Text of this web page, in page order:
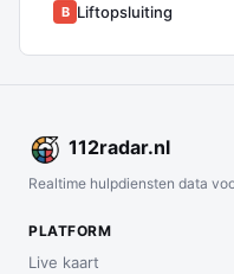
B Liftopsluiting
112radar.nl
Realtime hulpdiensten data
PLATFORM
Live kaart